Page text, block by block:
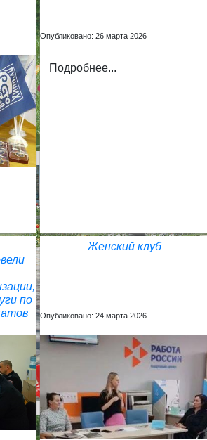
Опубликовано: 26 марта 2026
Подробнее...
по
Женский клуб
Опубликовано: 24 марта 2026